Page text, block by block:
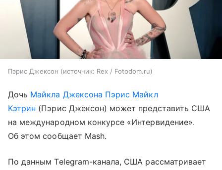
Пэрис Джексон источник: Rex / Fotodom.ru
Дочь Майкла Джексона Пэрис Майкл
Кэтрин (Пэрис Джексон) может представить США
на международном конкурсе «Интервидение».
Об этом сообщает Mash.
По данным Telegram-канала, США рассматривает